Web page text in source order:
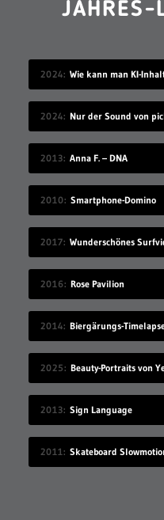
JAHRES-
2024 Wie kann man KI-
2024 Nur der Sound von
2013 Anna F. – DNA
2010 Smartphone-Domino
2017 Wunderschönes
2016 Rose Pavilion
2014 Biergärungs-
2025 Beauty-Portraits von
2013 Sign Language
2011 Skateboard